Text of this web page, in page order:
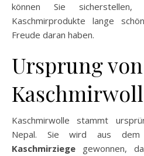
können Sie
Kaschmirprodukte lange
Freude daran haben.
Ursprung von
Kaschmirwolle stammt
Nepal. Sie wird aus
Kaschmirziege gewonnen,